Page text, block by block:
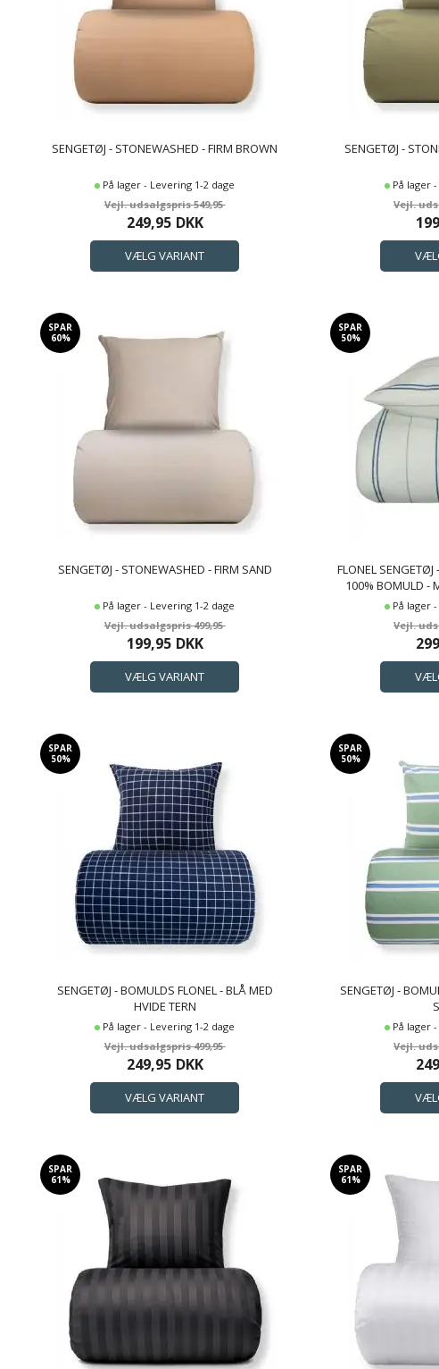
SENGETØJ - STONEWASHED - FIRM BROWN
På lager - Levering 1-2 dage
549,95
249,95 DKK
SENGETØJ -
På lager
SPAR
60%
SENGETØJ - STONEWASHED - FIRM SAND
På lager - Levering 1-2 dage
499,95
199,95 DKK
SPAR
50%
FLONEL SENGETØJ
100% BOMULD -
På lager
SPAR
50%
SENGETØJ - BOMULDS FLONEL - BLÅ MED
HVIDE TERN
På lager - Levering 1-2 dage
499,95
249,95 DKK
SPAR
50%
SENGETØJ -
På lager
SPAR
61%
SPAR
61%